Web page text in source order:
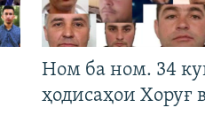
Ном ба ном. 34
ҳодисаҳои Хоруғ